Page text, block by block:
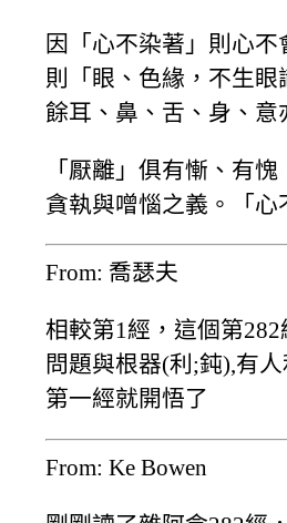
因「心不染著」則心
則「眼、色緣，不生
餘耳、鼻、舌、身、意
「厭離」俱有慚、有
貪執與噌惱之義。「心
From: 喬瑟夫
相較第1經，這個第
問題與根器(利;鈍),有
第一經就開悟了
From: Ke Bowen